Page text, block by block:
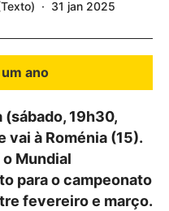
Texto 31 jan 2025
ano
19h30,
vai à Roménia (15).
Mundial
para o campeonato
fevereiro e março.